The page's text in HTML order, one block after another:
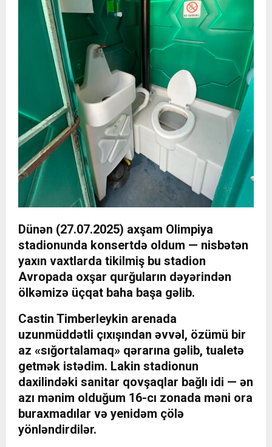
Dünən (27.07.2025) axşam Olimpiya
stadionunda konsertdə oldum — nisbətən
yaxın vaxtlarda tikilmiş bu stadion
Avropada oxşar qurğuların dəyərindən
ölkəmizə üçqat baha başa gəlib.
Castin Timberleykin arenada
uzunmüddətli çıxışından əvvəl, özümü bir
az «sığortalamaq» qərarına gəlib, tualetə
getmək istədim. Lakin stadionun
daxilindəki sanitar qovşaqlar bağlı idi — ən
azı mənim olduğum 16-cı zonada məni ora
buraxmadılar və yenidəm çölə
yönləndirdilər.